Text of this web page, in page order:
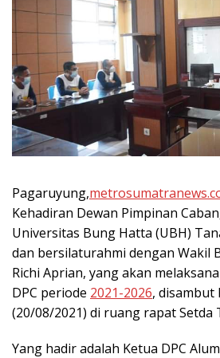
Pagaruyung,
Kehadiran Dewan Pimpinan
Universitas Bung Hatta (UBH)
dan bersilaturahmi dengan Wakil
Richi Aprian, yang akan
DPC periode 2021-2026, disambut
(20/08/2021) di ruang rapat Setda
Yang hadir adalah Ketua DPC